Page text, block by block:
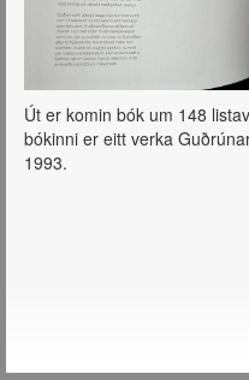
Út er komin bók um 148
bókinni er eitt verka
1993.